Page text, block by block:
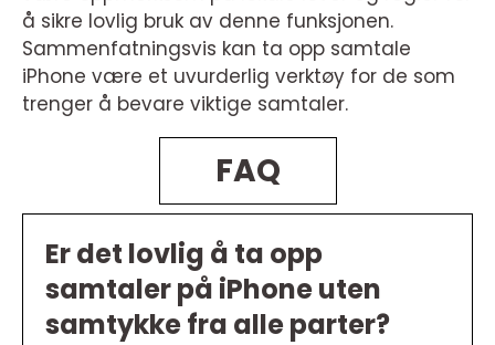
å sikre lovlig bruk av denne funksjonen.
Sammenfatningsvis kan ta opp samtale
iPhone være et uvurderlig verktøy for de som
trenger å bevare viktige samtaler.
FAQ
Er det lovlig å ta opp
samtaler på iPhone uten
samtykke fra alle parter?